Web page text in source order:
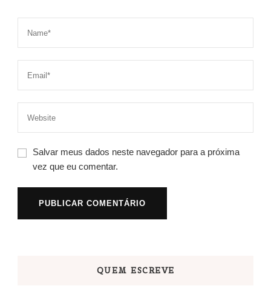
Salvar meus dados neste navegador para a próxima
vez que eu comentar.
QUEM ESCREVE